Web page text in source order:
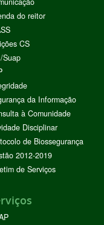
do reitor
CS
Suap
da Informação
à Comunidade
Disciplinar
de Biossegurança
2012-2019
de Serviços